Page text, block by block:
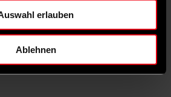
erlauben
Ablehnen